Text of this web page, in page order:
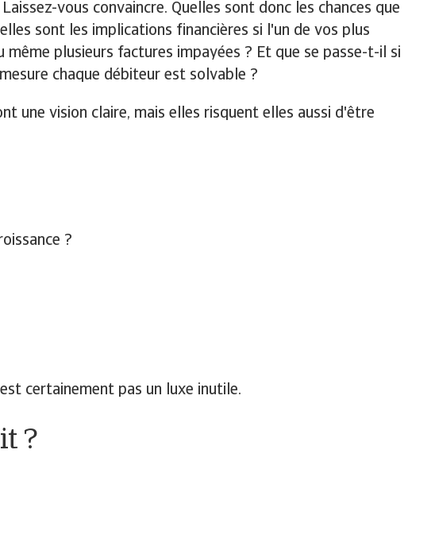
vous convaincre. Quelles sont donc les chances que
sont les implications financières si l'un de vos plus
plusieurs factures impayées ? Et que se passe-t-il si
chaque débiteur est solvable ?
une vision claire, mais elles risquent elles aussi d'être
?
certainement pas un luxe inutile.
?